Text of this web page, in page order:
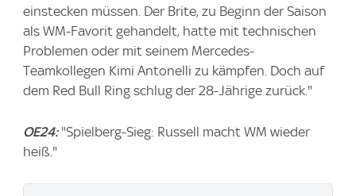
einstecken müssen. Der Brite, zu Beginn der Saison
als WM-Favorit gehandelt, hatte mit technischen
Problemen oder mit seinem Mercedes-
Teamkollegen Kimi Antonelli zu kämpfen. Doch auf
dem Red Bull Ring schlug der 28-Jährige zurück."
OE24:"Spielberg-Sieg: Russell macht WM wieder
heiß."